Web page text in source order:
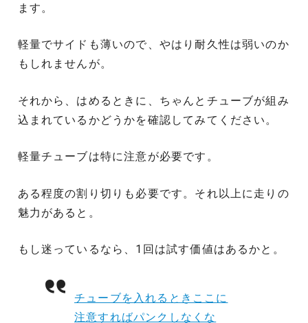
ます。
軽量でサイドも薄いので、やはり耐久性は弱いのか
もしれませんが。
それから、はめるときに、ちゃんとチューブが組み
込まれているかどうかを確認してみてください。
軽量チューブは特に注意が必要です。
ある程度の割り切りも必要です。それ以上に走りの
魅力があると。
もし迷っているなら、1回は試す価値はあるかと。
チューブを入れるときここに
注意すればパンクしなくな